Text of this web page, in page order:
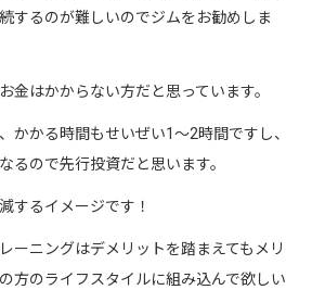
するのが難しいのでジムをお勧めしま
金はかからない方だと思っています。
かかる時間もせいぜい1〜2時間ですし、
るので先行投資だと思います。
するイメージです！
ーニングはデメリットを踏まえてもメリ
方のライフスタイルに組み込んで欲しい